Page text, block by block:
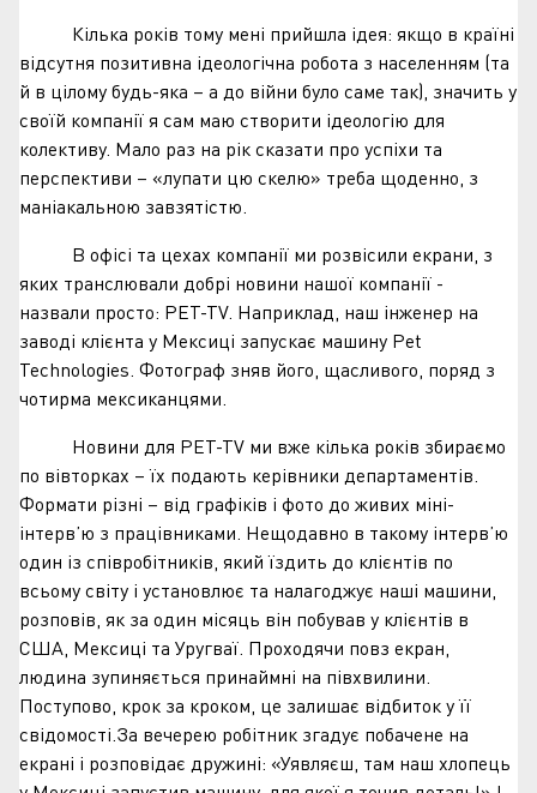
Кілька років тому мені прийшла ідея: якщо в країні
відсутня позитивна ідеологічна робота з населенням (та
й в цілому будь-яка – а до війни було саме так), значить у
своїй компанії я сам маю створити ідеологію для
колективу. Мало раз на рік сказати про успіхи та
перспективи – «лупати цю скелю» треба щоденно, з
маніакальною завзятістю.
В офісі та цехах компанії ми розвісили екрани, з
яких транслювали добрі новини нашої компанії -
назвали просто: PET-TV. Наприклад, наш інженер на
заводі клієнта у Мексиці запускає машину Pet
Technologies. Фотограф зняв його, щасливого, поряд з
чотирма мексиканцями.
Новини для PET-TV ми вже кілька років збираємо
по вівторках – їх подають керівники департаментів.
Формати різні – від графіків і фото до живих міні-
інтерв’ю з працівниками. Нещодавно в такому інтерв’ю
один із співробітників, який їздить до клієнтів по
всьому світу і установлює та налагоджує наші машини,
розповів, як за один місяць він побував у клієнтів в
США, Мексиці та Уругваї. Проходячи повз екран,
людина зупиняється принаймні на півхвилини.
Поступово, крок за кроком, це залишає відбиток у її
свідомості.За вечерею робітник згадує побачене на
екрані і розповідає дружині: «Уявляєш, там наш хлопець